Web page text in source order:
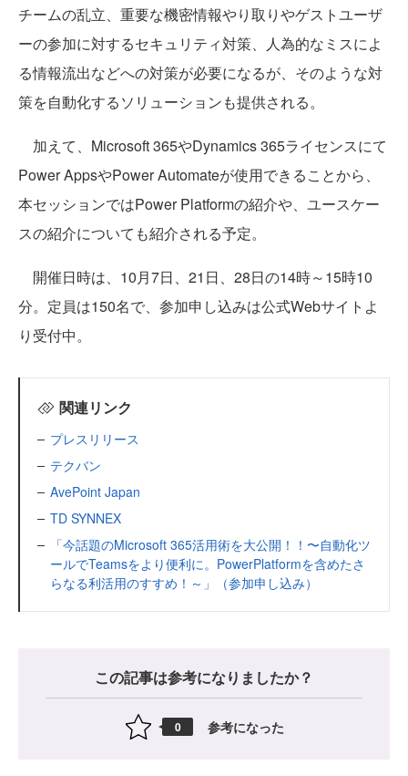
チームの乱立、重要な機密情報やり取りやゲストユーザ
ーの参加に対するセキュリティ対策、人為的なミスによ
る情報流出などへの対策が必要になるが、そのような対
策を自動化するソリューションも提供される。
加えて、Microsoft 365やDynamics 365ライセンスにて
Power AppsやPower Automateが使用できることから、
本セッションではPower Platformの紹介や、ユースケー
スの紹介についても紹介される予定。
開催日時は、10月7日、21日、28日の14時～15時10
分。定員は150名で、参加申し込みは公式Webサイトよ
り受付中。
関連リンク
プレスリリース
テクバン
AvePoint Japan
TD SYNNEX
「今話題のMicrosoft 365活用術を大公開！！〜自動化ツ
ールでTeamsをより便利に。PowerPlatformを含めたさ
らなる利活用のすすめ！～」（参加申し込み）
この記事は参考になりましたか？
0 参考になった